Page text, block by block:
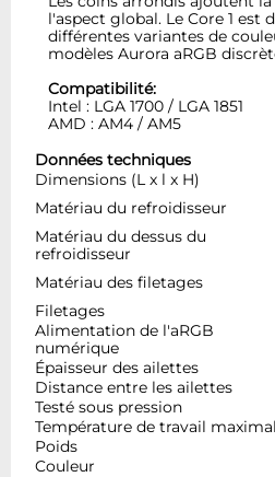
l'aspect global. Le Core 1 est
différentes variantes de
modèles Aurora aRGB
Compatibilité:
Intel : LGA 1700 / LGA 1851
AMD : AM4 / AM5
Données techniques
Dimensions (L x l x H)
Matériau du refroidisseur
Matériau du dessus du
refroidisseur
Matériau des filetages
Filetages
Alimentation de l'aRGB
numérique
Épaisseur des ailettes
Distance entre les ailettes
Testé sous pression
Température de travail
Poids
Couleur